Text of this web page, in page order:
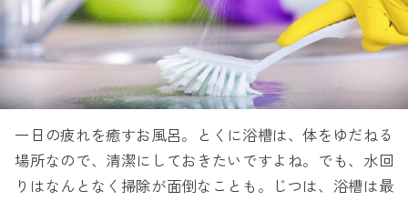
一日の疲れを癒すお風呂。とくに浴槽は、体をゆだねる
場所なので、清潔にしておきたいですよね。でも、水回
りはなんとなく掃除が面倒なことも。じつは、浴槽は最